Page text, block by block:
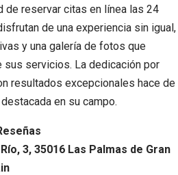
de reservar citas en línea las 24
de una experiencia sin igual,
y una galería de fotos que
servicios. La dedicación por
resultados excepcionales hace de
en su campo.
3, 35016 Las Palmas de Gran